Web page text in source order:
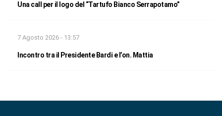
Una call per il logo del “Tartufo Bianco Serrapotamo”
7 Agosto 2026 - 13:57
Incontro tra il Presidente Bardi e l’on. Mattia